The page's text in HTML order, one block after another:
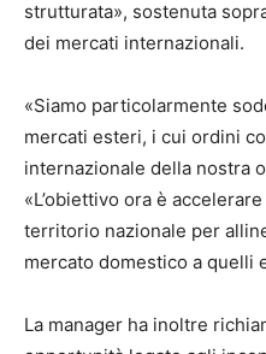
strutturata», sostenuta
dei mercati internazionali.
«Siamo particolarmente
mercati esteri, i cui ordini
internazionale della nostra
«L’obiettivo ora è
territorio nazionale per
mercato domestico a quelli
La manager ha inoltre